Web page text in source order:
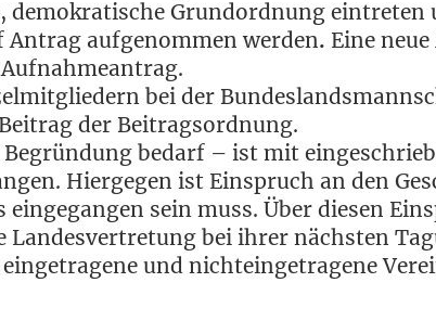
Grund­ord­nung ein­tre­ten
Antrag auf­ge­nom­men wer­den. Eine
bei der
der Beitragsordnung.
bedarf – ist mit
Hier­ge­gen ist Ein­spruch an den
ein­ge­gan­gen sein muss. Über die­sen
bei ihrer nächs­ten
und nicht­ein­ge­tra­ge­ne